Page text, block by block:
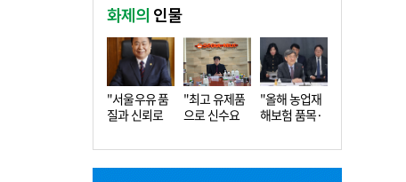
화제의 인물
"서울우유 품
질과 신뢰로
"최고 유제품
으로 신수요
"올해 농업재
해보험 품목·